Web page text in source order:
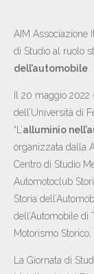
AIM Associazione
di Studio al ruolo
dell’automobile
Il 20 maggio
dell’Università di
“L’alluminio
organizzata dalla
Centro di Studio
Automotoclub
Storia
dell’Automobile di
Motorismo Storico,
La Giornata di